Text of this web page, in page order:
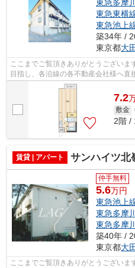
東急多摩
東急東横
東急池上
築34年 /
東京都大
ここまでご覧頂きありがとうござい
目指し、各沿線の各不動産会社様へ直
様へ提供しております！最新の情報は
7.2
敷金
2階 /
賃貸 | アパート サンハイツ北
仲手無料
5.6万円
東急池上
東急多摩
東急多摩
築40年 /
東京都大
ここまでご覧頂きありがとうございま